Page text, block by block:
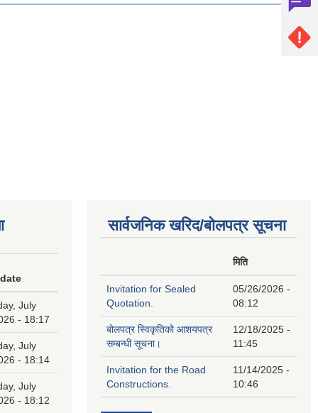
July
- 18:17
July
- 18:14
July
- 18:12
सार्वजनिक खरिद/बोलपत्र सूचना
मिति
Invitation for Sealed
Quotation.
05/26/2026 -
08:12
बोलपत्र स्विकृतिको आशयपत्र
सम्बन्धी सूचना।
12/18/2025 -
11:45
Invitation for the Road
Constructions.
11/14/2025 -
10:46